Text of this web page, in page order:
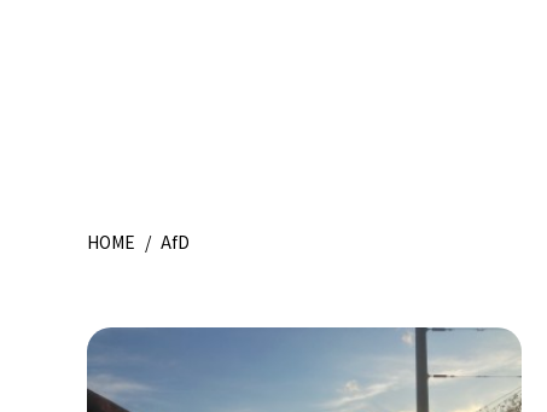
HOME / AfD